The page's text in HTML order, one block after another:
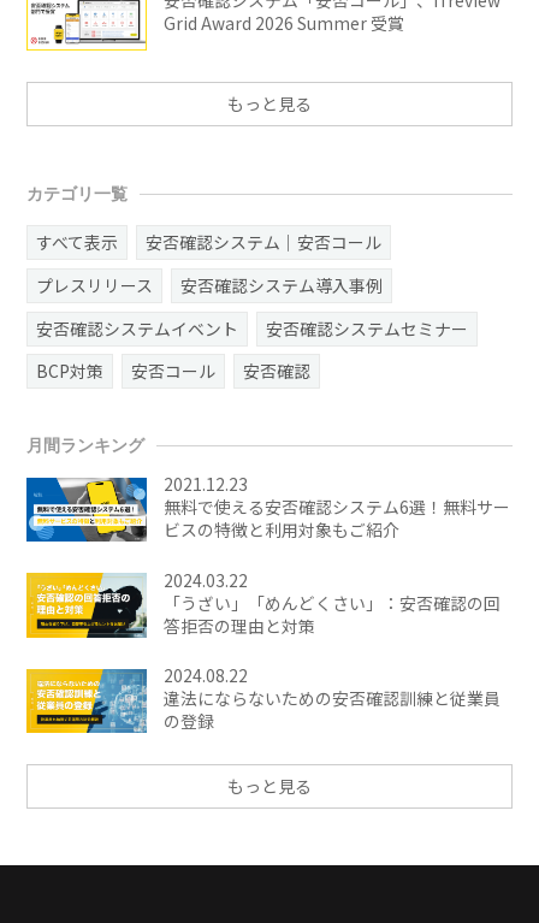
Grid Award 2026 Summer 受賞
もっと見る
カテゴリ一覧
すべて表示
安否確認システム｜安否コール
プレスリリース
安否確認システム導入事例
安否確認システムイベント
安否確認システムセミナー
BCP対策
安否コール 安否確認
月間ランキング
2021.12.23
無料で使える安否確認システム6選！無料サー
ビスの特徴と利用対象もご紹介
2024.03.22
「うざい」「めんどくさい」：安否確認の回
答拒否の理由と対策
2024.08.22
違法にならないための安否確認訓練と従業員
の登録
もっと見る